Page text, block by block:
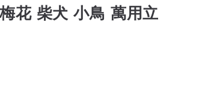
花 柴犬 小鳥 萬用立